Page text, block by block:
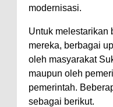
modernisasi.
Untuk melestarikan
mereka, berbagai
oleh masyarakat
maupun oleh
pemerintah.
sebagai berikut.